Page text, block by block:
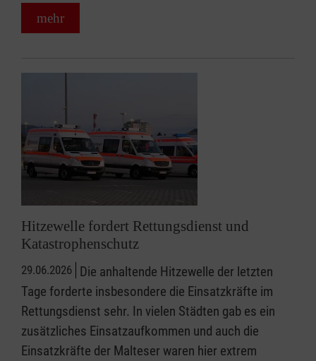
mehr
Hitzewelle fordert Rettungsdienst und
Katastrophenschutz
29.06.2026 Die anhaltende Hitzewelle der letzten
Tage forderte insbesondere die Einsatzkräfte im
Rettungsdienst sehr. In vielen Städten gab es ein
zusätzliches Einsatzaufkommen und auch die
Einsatzkräfte der Malteser waren hier extrem